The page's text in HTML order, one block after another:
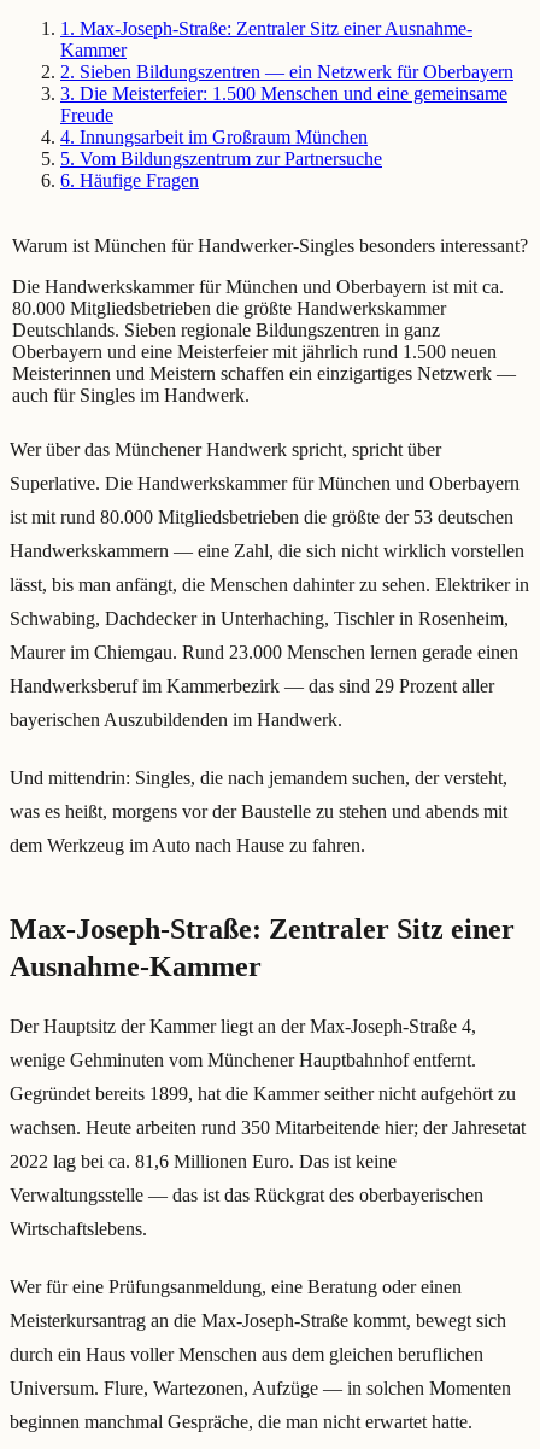
1 . Max-Joseph-Straße: Zentraler Sitz einer Ausnahme-
Kammer
2. Sieben Bildungszentren — ein Netzwerk für Oberbayern
3. Die Meisterfeier: 1.500 Menschen und eine gemeinsame
Freude
4. Innungsarbeit im Großraum München
5. Vom Bildungszentrum zur Partnersuche
6. Häufige Fragen
Warum ist München für Handwerker-Singles besonders interessant?
Die Handwerkskammer für München und Oberbayern ist mit ca.
80.000 Mitgliedsbetrieben die größte Handwerkskammer
Deutschlands. Sieben regionale Bildungszentren in ganz
Oberbayern und eine Meisterfeier mit jährlich rund 1.500 neuen
Meisterinnen und Meistern schaffen ein einzigartiges Netzwerk —
auch für Singles im Handwerk.
Wer über das Münchener Handwerk spricht, spricht über
Superlative. Die Handwerkskammer für München und Oberbayern
ist mit rund 80.000 Mitgliedsbetrieben die größte der 53 deutschen
Handwerkskammern — eine Zahl, die sich nicht wirklich vorstellen
lässt, bis man anfängt, die Menschen dahinter zu sehen. Elektriker in
Schwabing, Dachdecker in Unterhaching, Tischler in Rosenheim,
Maurer im Chiemgau. Rund 23.000 Menschen lernen gerade einen
Handwerksberuf im Kammerbezirk — das sind 29 Prozent aller
bayerischen Auszubildenden im Handwerk.
Und mittendrin: Singles, die nach jemandem suchen, der versteht,
was es heißt, morgens vor der Baustelle zu stehen und abends mit
dem Werkzeug im Auto nach Hause zu fahren.
Max-Joseph-Straße: Zentraler Sitz einer
Ausnahme-Kammer
Der Hauptsitz der Kammer liegt an der Max-Joseph-Straße 4,
wenige Gehminuten vom Münchener Hauptbahnhof entfernt.
Gegründet bereits 1899, hat die Kammer seither nicht aufgehört zu
wachsen. Heute arbeiten rund 350 Mitarbeitende hier; der Jahresetat
2022 lag bei ca. 81,6 Millionen Euro. Das ist keine
Verwaltungsstelle — das ist das Rückgrat des oberbayerischen
Wirtschaftslebens.
Wer für eine Prüfungsanmeldung, eine Beratung oder einen
Meisterkursantrag an die Max-Joseph-Straße kommt, bewegt sich
durch ein Haus voller Menschen aus dem gleichen beruflichen
Universum. Flure, Wartezonen, Aufzüge — in solchen Momenten
beginnen manchmal Gespräche, die man nicht erwartet hatte.